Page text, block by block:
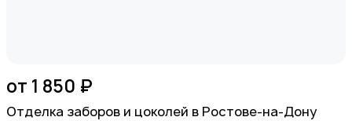
от 1 850 ₽
Отделка заборов и цоколей в Ростове-на-Дону